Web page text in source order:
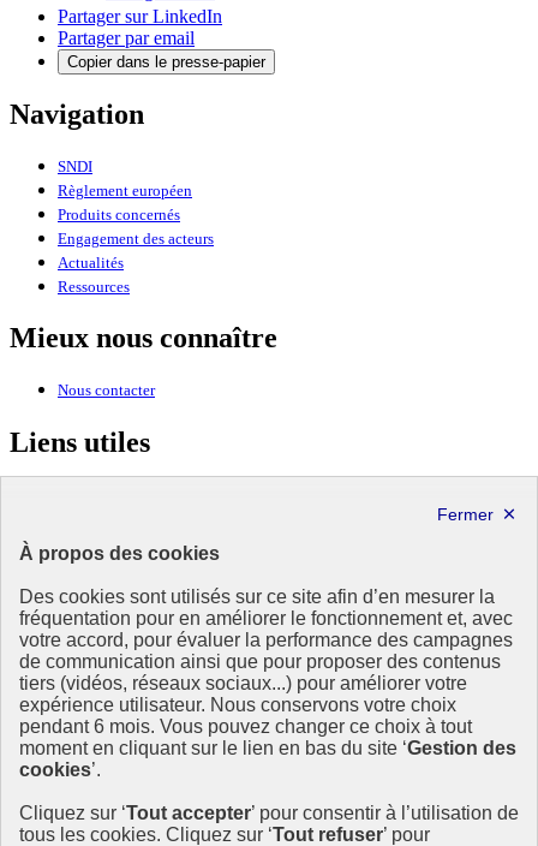
Partager sur LinkedIn
Partager par email
Copier dans le presse-papier
Navigation
SNDI
Règlement européen
Produits concernés
Engagement des acteurs
Actualités
Ressources
Mieux nous connaître
Nous contacter
Liens utiles
Négociations internationales sur le climat et la nature
MINISTÈRE
ÉCOLOGIQUE,
DE L'ÉNERGIE, DU CLIMAT
ET DE LA PRÉVENTION
DES RISQUES
Ce site est administré par le Commissariat général au développement
durable (CGDD), direction transversale du ministère de la Transition
écologique et de la Cohésion des territoires (MTECT), en charge du
pilotage de la mise en œuvre de la SNDI. Cette stratégie
l’Économie, de l’Europe et des affaires étrangères et de la
Recherche.
À propos des cookies
Des cookies sont utilisés sur ce site afin d’en mesurer la
fréquentation pour en améliorer le fonctionnement et, avec
votre accord, pour évaluer la performance des campagnes
de communication ainsi que pour proposer des contenus
tiers (vidéos, réseaux sociaux...) pour améliorer votre
expérience utilisateur. Nous conservons votre choix
pendant 6 mois. Vous pouvez changer ce choix à tout
moment en cliquant sur le lien en bas du site ‘Gestion des
cookies’.
Cliquez sur ‘Tout accepter’ pour consentir à l’utilisation de
tous les cookies. Cliquez sur ‘Tout refuser’ pour